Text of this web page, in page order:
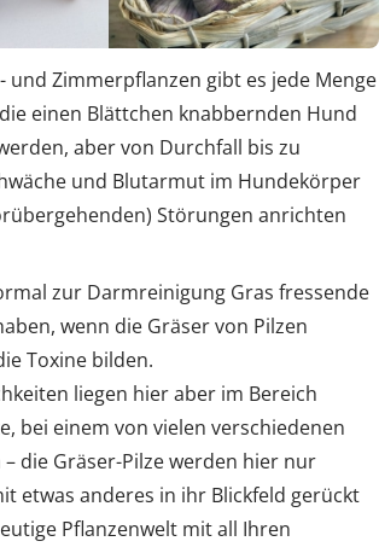
und Zimmerpflanzen gibt es jede Menge
einen Blättchen knabbernden Hund
aber von Durchfall bis zu
und Blutarmut im Hundekörper
Störungen anrichten
zur Darmreinigung Gras fressende
wenn die Gräser von Pilzen
Toxine bilden.
liegen hier aber im Bereich
bei einem von vielen verschiedenen
– die Gräser-Pilze werden hier nur
etwas anderes in ihr Blickfeld gerückt
Pflanzenwelt mit all Ihren